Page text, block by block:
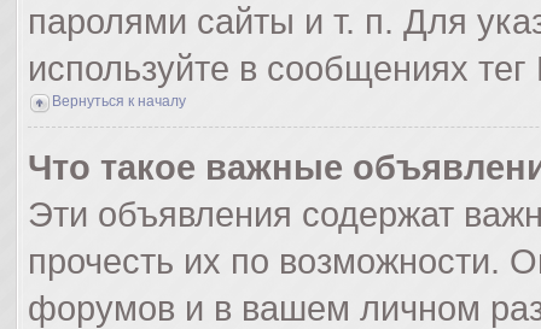
паролями сайты и т. п. Для
используйте в сообщениях
Вернуться к началу
Что такое важные
Эти объявления содержат
прочесть их по возможности.
форумов и в вашем личном